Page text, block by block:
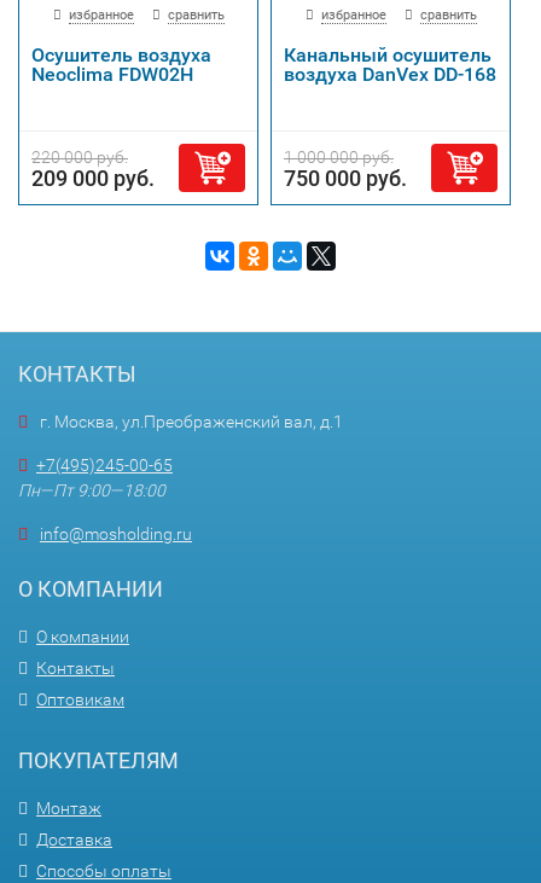
избранное сравнить
Осушитель воздуха
Neoclima FDW02H
220 000 руб.
209 000 руб.
избранное сравнить
Канальный осушитель
воздуха DanVex DD-168
1 000 000 руб.
750 000 руб.
КОНТАКТЫ
г. Москва, ул.Преображенский вал, д.1
+7(495)245-00-65
Пн—Пт 9:00—18:00
info@mosholding.ru
О КОМПАНИИ
О компании
Контакты
Оптовикам
ПОКУПАТЕЛЯМ
Монтаж
Доставка
Способы оплаты